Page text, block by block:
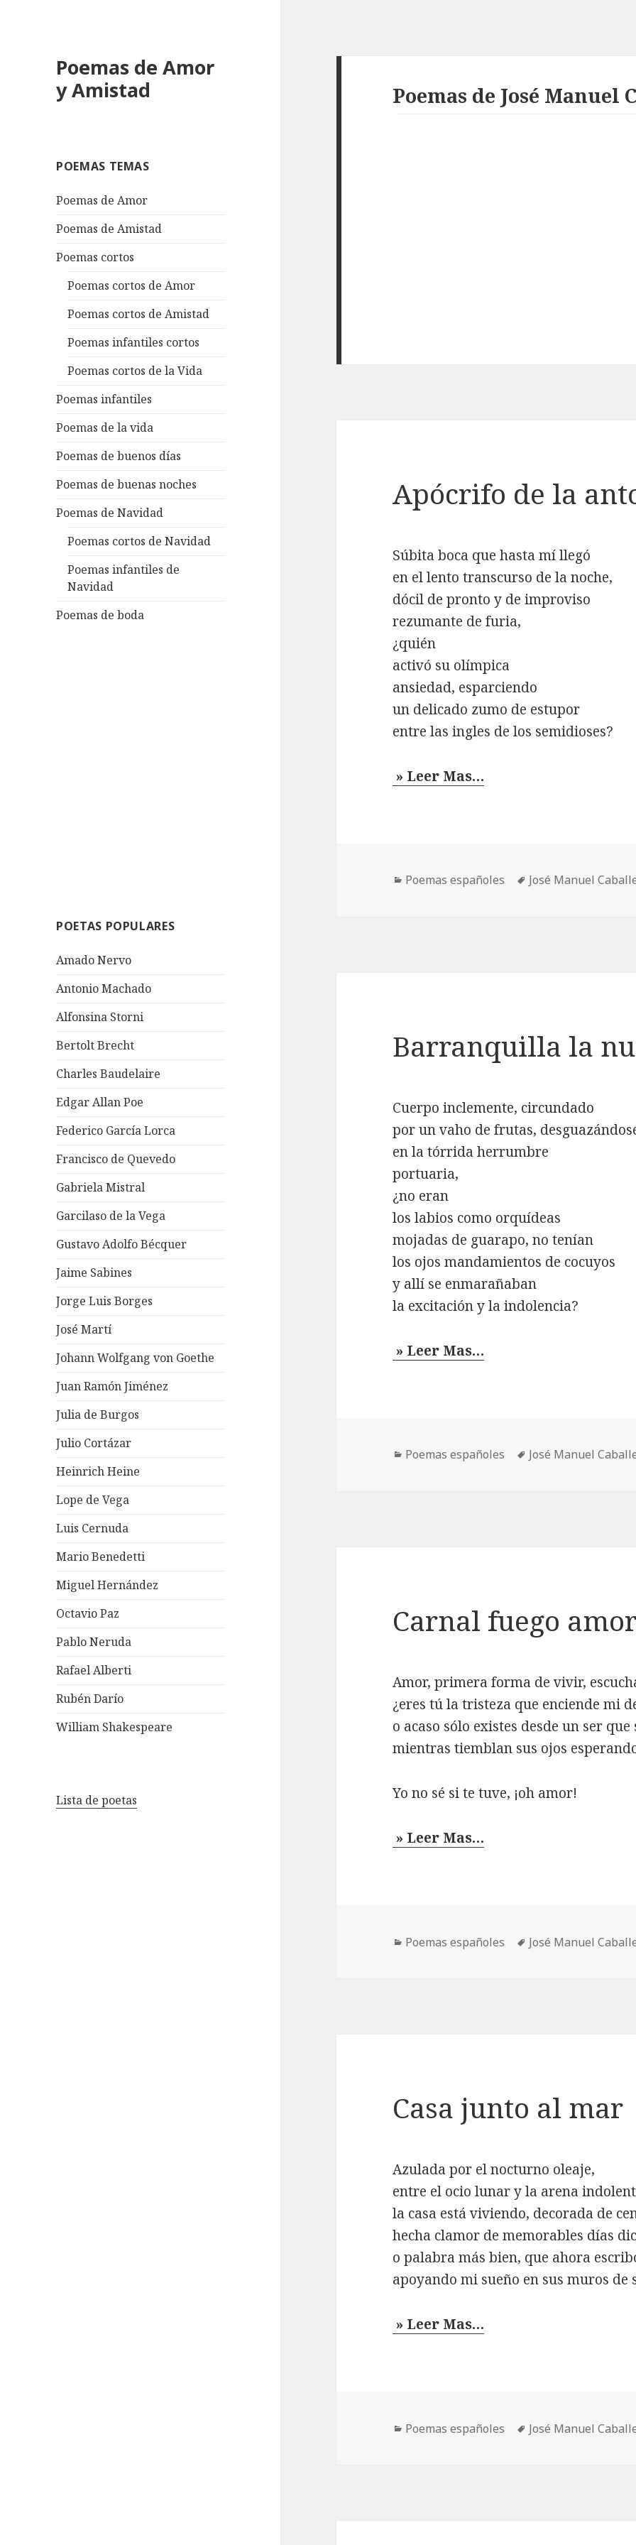
Poemas de Amor
y Amistad
POEMAS TEMAS
Poemas de Amor
Poemas de Amistad
Poemas cortos
Poemas cortos de Amor
Poemas cortos de Amistad
Poemas infantiles cortos
Poemas cortos de la Vida
Poemas infantiles
Poemas de la vida
Poemas de buenos días
Poemas de buenas noches
Poemas de Navidad
Poemas cortos de Navidad
Poemas infantiles de
Navidad
Poemas de boda
POETAS POPULARES
Amado Nervo
Antonio Machado
Alfonsina Storni
Bertolt Brecht
Charles Baudelaire
Edgar Allan Poe
Federico García Lorca
Francisco de Quevedo
Gabriela Mistral
Garcilaso de la Vega
Gustavo Adolfo Bécquer
Jaime Sabines
Jorge Luis Borges
José Martí
Johann Wolfgang von Goethe
Juan Ramón Jiménez
Julia de Burgos
Julio Cortázar
Heinrich Heine
Lope de Vega
Luis Cernuda
Mario Benedetti
Miguel Hernández
Octavio Paz
Pablo Neruda
Rafael Alberti
Rubén Darío
William Shakespeare
Lista de poetas
Poemas de José Manuel
Apócrifo de la
Súbita boca que hasta mí llegó
en el lento transcurso de la noche,
dócil de pronto y de improviso
rezumante de furia,
¿quién
activó su olímpica
ansiedad, esparciendo
un delicado zumo de estupor
entre las ingles de los semidioses?
» Leer Mas…
Categorías
Poemas españoles Etiquetas
José Manuel
Barranquilla la
Cuerpo inclemente, circundado
por un vaho de frutas,
en la tórrida herrumbre
portuaria,
¿no eran
los labios como orquídeas
mojadas de guarapo, no tenían
los ojos mandamientos de cocuyos
y allí se enmarañaban
la excitación y la indolencia?
» Leer Mas…
Categorías
Poemas españoles Etiquetas
José Manuel
Carnal fuego
Amor, primera forma de vivir,
¿eres tú la tristeza que enciende mi
o acaso sólo existes desde un ser
mientras tiemblan sus ojos
Yo no sé si te tuve, ¡oh amor!
» Leer Mas…
Categorías
Poemas españoles Etiquetas
José Manuel
Casa junto al mar
Azulada por el nocturno oleaje,
entre el ocio lunar y la arena
la casa está viviendo, decorada de
hecha clamor de memorables días
o palabra más bien, que ahora
apoyando mi sueño en sus muros de
» Leer Mas…
Categorías
Poemas españoles Etiquetas
José Manuel